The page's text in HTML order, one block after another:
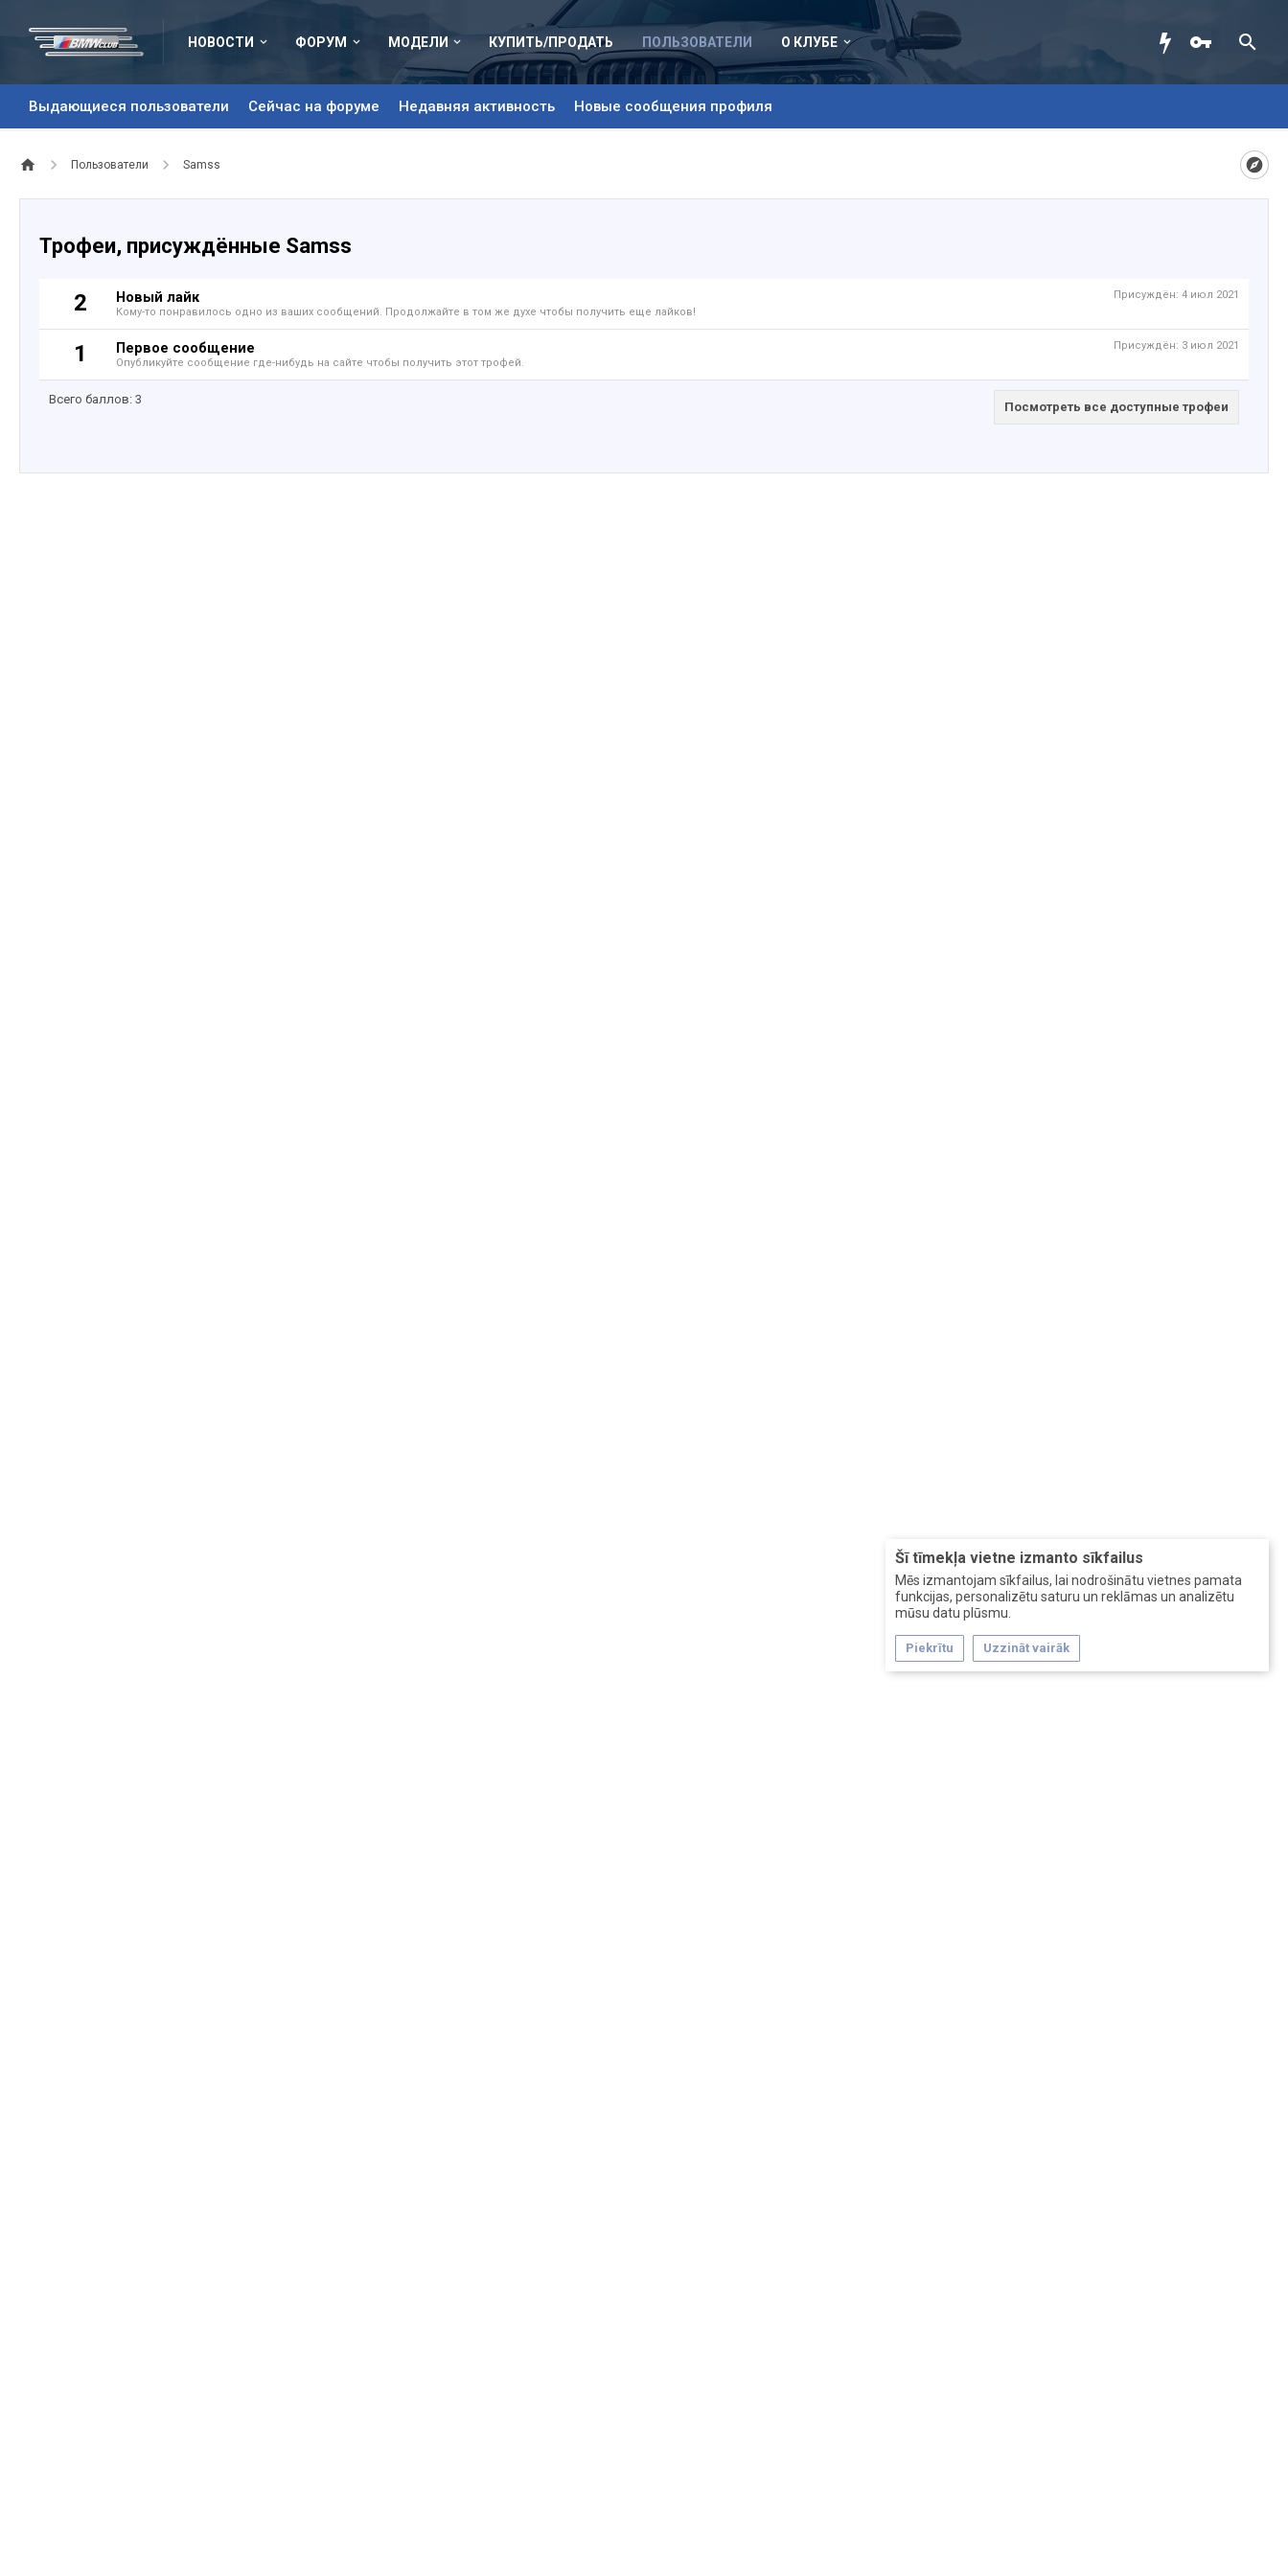
НОВОСТИ ФОРУМ МОДЕЛИ КУПИТЬ/ПРОДАТЬ ПОЛЬЗОВАТЕЛИ
Выдающиеся пользователи Сейчас на форуме Недавняя активность Новые сообщения профиля
О КЛУБЕ
Пользователи Samss
Šī tīmekļa vietne izmanto sīkfailus
Mēs izmantojam sīkfailus, lai nodrošinātu vietnes pamata
funkcijas, personalizētu saturu un reklāmas un analizētu
mūsu datu plūsmu.
Piekrītu Uzzināt vairāk
Трофеи, присуждённые Samss
2 Присуждён: 4 июл 2021
Новый лайк
Кому-то понравилось одно из ваших сообщений. Продолжайте в том же духе чтобы получить еще лайков!
1 Присуждён: 3 июл 2021
Первое сообщение
Опубликуйте сообщение где-нибудь на сайте чтобы получить этот трофей.
Всего баллов: 3
Посмотреть все доступные трофеи